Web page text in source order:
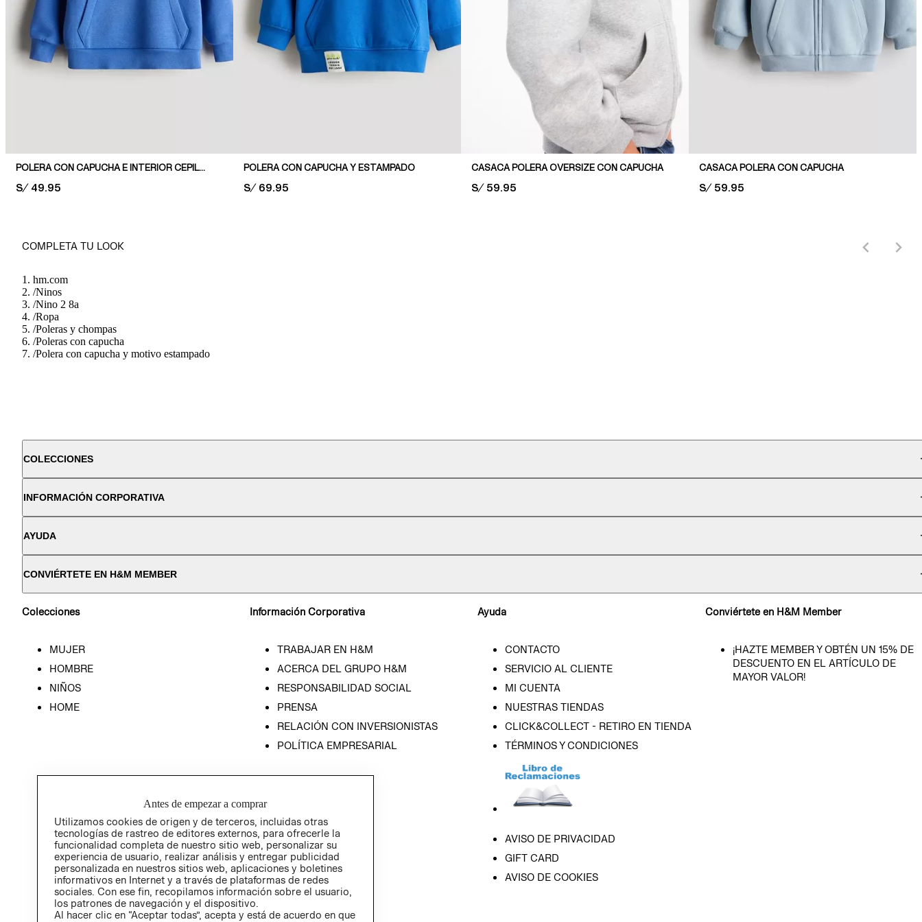
POLERA CON CAPUCHA E INTERIOR CEPILLADO
PRICE:
S/ 49.95
POLERA CON CAPUCHA Y ESTAMPADO
PRICE:
S/ 69.95
CASACA POLERA OVERSIZE CON CAPUCHA
PRICE:
S/ 59.95
CASACA POLERA CON CAPUCHA
PRICE:
S/ 59.95
COMPLETA TU LOOK
hm.com
/Ninos
/Nino 2 8a
/Ropa
/Poleras y chompas
/Poleras con capucha
/Polera con capucha y motivo estampado
COLECCIONES
INFORMACIÓN CORPORATIVA
AYUDA
CONVIÉRTETE EN H&M MEMBER
Colecciones
MUJER
HOMBRE
NIÑOS
HOME
Información Corporativa
TRABAJAR EN H&M
ACERCA DEL GRUPO H&M
RESPONSABILIDAD SOCIAL
PRENSA
RELACIÓN CON INVERSIONISTAS
POLÍTICA EMPRESARIAL
Ayuda
CONTACTO
SERVICIO AL CLIENTE
MI CUENTA
NUESTRAS TIENDAS
CLICK&COLLECT - RETIRO EN TIENDA
TÉRMINOS Y CONDICIONES
AVISO DE PRIVACIDAD
GIFT CARD
AVISO DE COOKIES
Conviértete en H&M Member
¡HAZTE MEMBER Y OBTÉN UN 15% DE
DESCUENTO EN EL ARTÍCULO DE
MAYOR VALOR!
Antes de empezar a comprar
Utilizamos cookies de origen y de terceros, incluidas otras
tecnologías de rastreo de editores externos, para ofrecerle la
funcionalidad completa de nuestro sitio web, personalizar su
experiencia de usuario, realizar análisis y entregar publicidad
personalizada en nuestros sitios web, aplicaciones y boletines
informativos en Internet y a través de plataformas de redes
sociales. Con ese fin, recopilamos información sobre el usuario,
los patrones de navegación y el dispositivo.
Al hacer clic en “Aceptar todas”, acepta y está de acuerdo en que